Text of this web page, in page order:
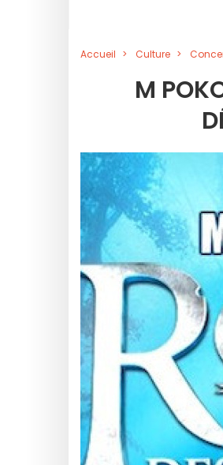
Accueil Culture
M